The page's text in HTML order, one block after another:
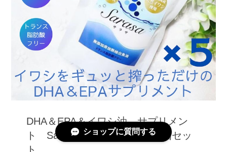
DHA＆EPA＆イワシ油 サプリメン
ト Sarasa サラサ150粒 5個セッ
ト
ショップに質問する